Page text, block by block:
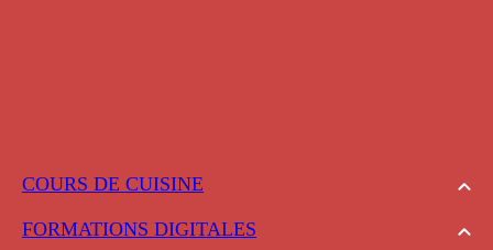
COURS DE CUISINE
FORMATIONS DIGITALES